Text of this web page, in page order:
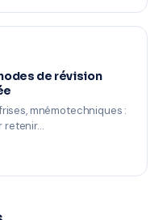
de révision
mnémotechniques :
retenir…